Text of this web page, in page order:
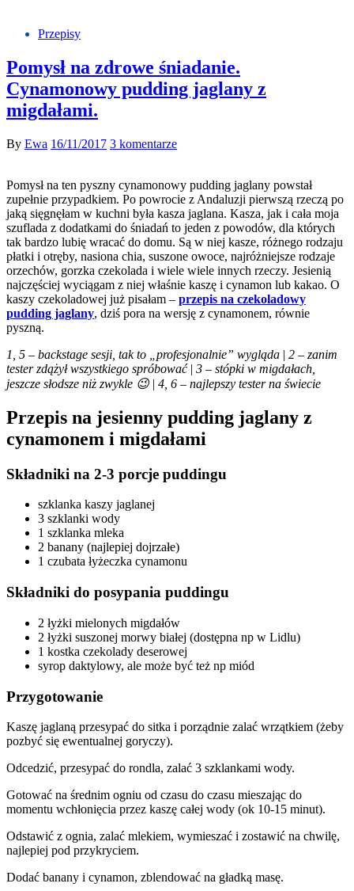
Przepisy
Pomysł na zdrowe śniadanie.
Cynamonowy pudding jaglany z
migdałami.
By Ewa 16/11/2017 3 komentarze
Pomysł na ten pyszny cynamonowy pudding jaglany powstał
zupełnie przypadkiem. Po powrocie z Andaluzji pierwszą rzeczą po
jaką sięgnęłam w kuchni była kasza jaglana. Kasza, jak i cała moja
szuflada z dodatkami do śniadań to jeden z powodów, dla których
tak bardzo lubię wracać do domu. Są w niej kasze, różnego rodzaju
płatki i otręby, nasiona chia, suszone owoce, najróżniejsze rodzaje
orzechów, gorzka czekolada i wiele wiele innych rzeczy. Jesienią
najczęściej wyciągam z niej właśnie kaszę i cynamon lub kakao. O
kaszy czekoladowej już pisałam – przepis na czekoladowy
pudding jaglany, dziś pora na wersję z cynamonem, równie
pyszną.
1, 5 – backstage sesji, tak to „profesjonalnie” wygląda | 2 – zanim
tester zdążył wszystkiego spróbować | 3 – stópki w migdałach,
jeszcze słodsze niż zwykle 😉 | 4, 6 – najlepszy tester na świecie
Przepis na jesienny pudding jaglany z
cynamonem i migdałami
Składniki na 2-3 porcje puddingu
szklanka kaszy jaglanej
3 szklanki wody
1 szklanka mleka
2 banany (najlepiej dojrzałe)
1 czubata łyżeczka cynamonu
Składniki do posypania puddingu
2 łyżki mielonych migdałów
2 łyżki suszonej morwy białej (dostępna np w Lidlu)
1 kostka czekolady deserowej
syrop daktylowy, ale może być też np miód
Przygotowanie
Kaszę jaglaną przesypać do sitka i porządnie zalać wrzątkiem (żeby
pozbyć się ewentualnej goryczy).
Odcedzić, przesypać do rondla, zalać 3 szklankami wody.
Gotować na średnim ogniu od czasu do czasu mieszając do
momentu wchłonięcia przez kaszę całej wody (ok 10-15 minut).
Odstawić z ognia, zalać mlekiem, wymieszać i zostawić na chwilę,
najlepiej pod przykryciem.
Dodać banany i cynamon, zblendować na gładką masę.